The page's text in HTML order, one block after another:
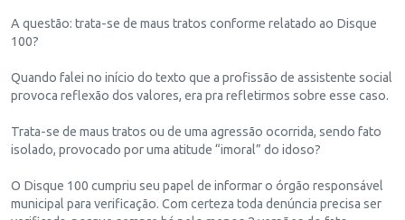
A questão: trata-se de maus tratos conforme relatado ao Disque
100?
Quando falei no início do texto que a profissão de assistente social
provoca reflexão dos valores, era pra refletirmos sobre esse caso.
Trata-se de maus tratos ou de uma agressão ocorrida, sendo fato
isolado, provocado por uma atitude “imoral” do idoso?
O Disque 100 cumpriu seu papel de informar o órgão responsável
municipal para verificação. Com certeza toda denúncia precisa ser